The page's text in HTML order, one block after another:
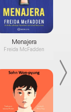
Menajera
Freida McFadden